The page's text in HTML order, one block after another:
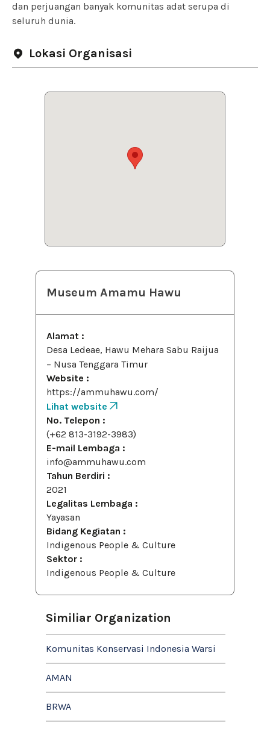
dan perjuangan banyak komunitas adat serupa di
seluruh dunia.
Lokasi Organisasi
Museum Amamu Hawu
Alamat :
Desa Ledeae, Hawu Mehara Sabu Raijua
– Nusa Tenggara Timur
Website :
https://ammuhawu.com/
Lihat website
No. Telepon :
(+62 813-3192-3983)
E-mail Lembaga :
info@ammuhawu.com
Tahun Berdiri :
2021
Legalitas Lembaga :
Yayasan
Bidang Kegiatan :
Indigenous People & Culture
Sektor :
Indigenous People & Culture
Similiar Organization
Komunitas Konservasi Indonesia Warsi
AMAN
BRWA